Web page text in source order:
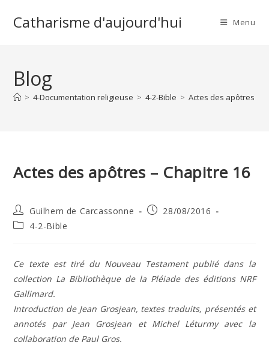
Catharisme d'aujourd'hui Menu
Blog
> 4-Documentation religieuse > 4-2-Bible > Actes des apôtres –
Actes des apôtres – Chapitre 16
Auteur/autrice
de
la
Guilhem de Carcassonne
Publication
28/08/2016
Post4-2-Bible
Ce texte est tiré du Nouveau Testament publié dans la
collection La Bibliothèque de la Pléiade des éditions NRF
Gallimard.
Introduction de Jean Grosjean, textes traduits, présentés et
annotés par Jean Grosjean et Michel Léturmy avec la
collaboration de Paul Gros.